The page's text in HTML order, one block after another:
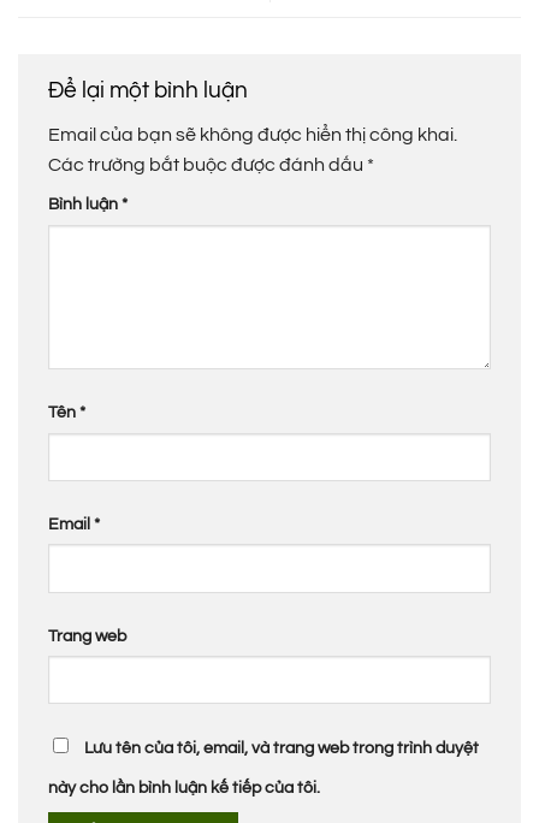
Để lại một bình luận
Email của bạn sẽ không được hiển thị công khai.
Các trường bắt buộc được đánh dấu *
Bình luận *
Tên *
Email *
Trang web
Lưu tên của tôi, email, và trang web trong trình duyệt
này cho lần bình luận kế tiếp của tôi.